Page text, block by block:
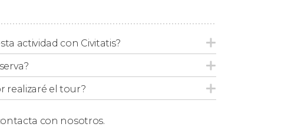
lago Fagnano, visitaremos un centro
actividad con Civitatis?
realizaré el tour?
con nosotros.